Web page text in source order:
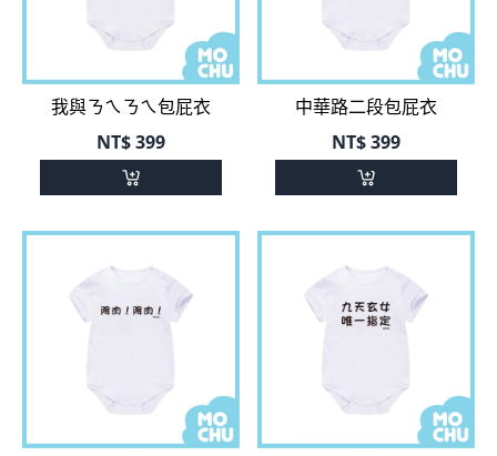
我與ㄋㄟㄋㄟ包屁衣
NT$399
中華路二段包屁衣
NT$399